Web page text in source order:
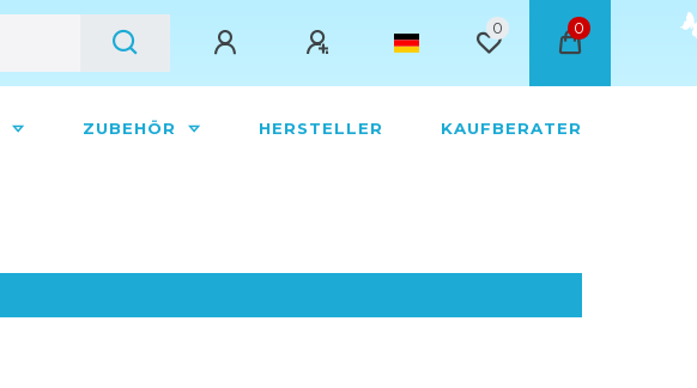
0 0
ZUBEHÖR HERSTELLER KAUFBERATER